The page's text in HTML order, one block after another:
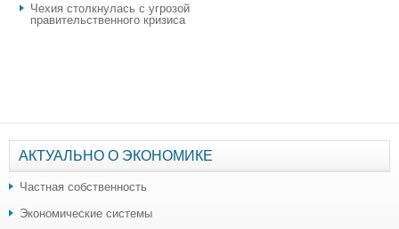
Чехия столкнулась с угрозой
правительственного кризиса
АКТУАЛЬНО О ЭКОНОМИКЕ
Частная собственность
Экономические системы